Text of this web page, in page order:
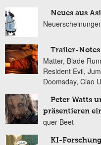
Neues aus
Trailer-Notes
Matter, Blade
Resident Evil,
Doomsday, Ciao
Peter Watts
präsentieren
quer Beet
KI-